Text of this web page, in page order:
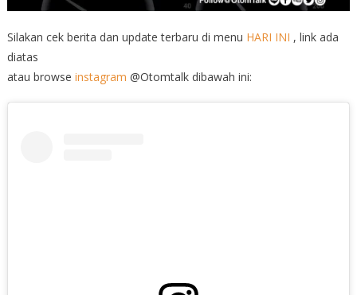
Silakan cek berita dan update terbaru di menu HARI INI , link ada
diatas
atau browse instagram @Otomtalk dibawah ini: